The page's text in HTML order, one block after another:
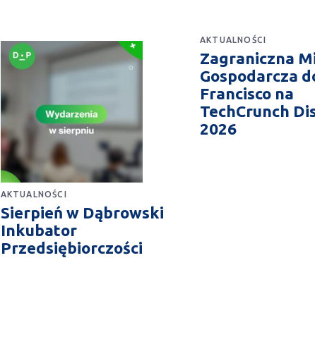
AKTUALNOŚCI
Sierpień w Dąbrowski
Inkubator
Przedsiębiorczości
AKTUALNOŚCI
Zagraniczna
Gospodarcza
Francisco na
TechCrunch
2026